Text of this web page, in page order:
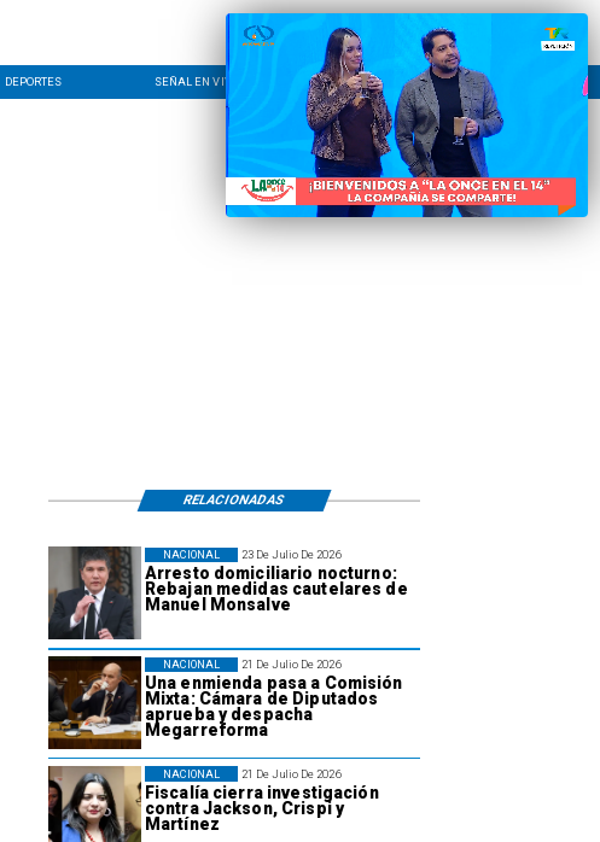
DEPORTES SEÑAL EN VIVO CONTACTO LÍNEA EDITORIAL
23 De Julio De 2026
Arresto domiciliario nocturno:
Rebajan medidas cautelares de
Manuel Monsalve
NACIONAL
21 De Julio De 2026
Una enmienda pasa a Comisión
Mixta: Cámara de Diputados
aprueba y despacha
Megarreforma
NACIONAL
21 De Julio De 2026
Fiscalía cierra investigación
contra Jackson, Crispi y
Martínez
NACIONAL
RELACIONADAS